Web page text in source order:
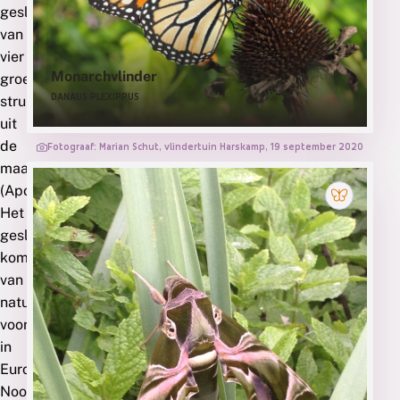
geslacht
van
vier
groenblijvende
struiken
uit
de
maagdenpalmfamilie
(Apocynaceae).
Het
geslacht
komt
van
nature
voor
in
Europa,
Noordwest-
waardplant
gebruiken
zijn
Monarchvlinder
DANAUS PLEXIPPUS
Fotograaf: Marian Schut, vlindertuin Harskamp, 19 september 2020